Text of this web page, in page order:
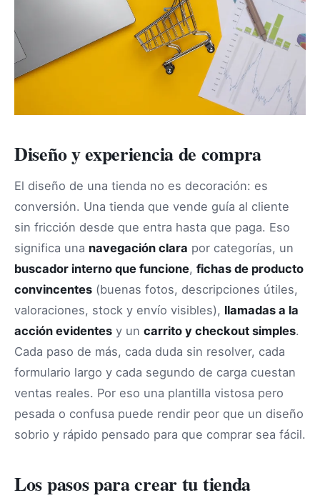
Diseño y experiencia de compra
El diseño de una tienda no es decoración: es
conversión. Una tienda que vende guía al cliente
sin fricción desde que entra hasta que paga. Eso
significa una navegación clara por categorías, un
buscador interno que funcione, fichas de producto
convincentes (buenas fotos, descripciones útiles,
valoraciones, stock y envío visibles), llamadas a la
acción evidentes y un carrito y checkout simples.
Cada paso de más, cada duda sin resolver, cada
formulario largo y cada segundo de carga cuestan
ventas reales. Por eso una plantilla vistosa pero
pesada o confusa puede rendir peor que un diseño
sobrio y rápido pensado para que comprar sea fácil.
Los pasos para crear tu tienda